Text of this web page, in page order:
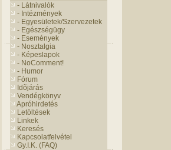
- Látnivalók
- Intézmények
- Egyesületek/Szervezetek
- Egészségügy
- Események
- Nosztalgia
- Képeslapok
- NoComment!
- Humor
Fórum
Idõjárás
Vendégkönyv
Apróhirdetés
Letöltések
Linkek
Keresés
Kapcsolatfelvétel
Gy.I.K. (FAQ)